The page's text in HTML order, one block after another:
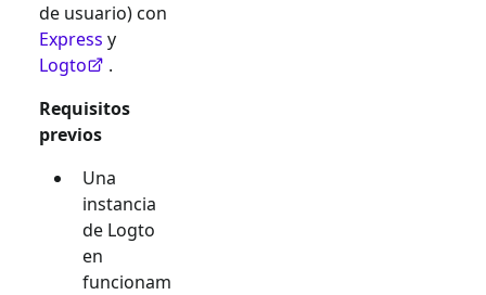
de usuario) con
Express y
Logto
.
Requisitos
previos
Una
instancia
de Logto
en
funcionam